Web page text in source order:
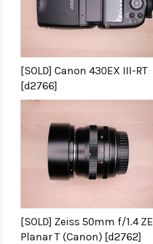
[SOLD] Canon 430EX III-RT
[d2766]
[SOLD] Zeiss 50mm f/1.4 ZE
Planar T (Canon) [d2762]